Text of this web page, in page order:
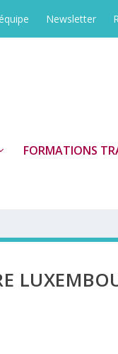
Newsletter
FORMATIONS